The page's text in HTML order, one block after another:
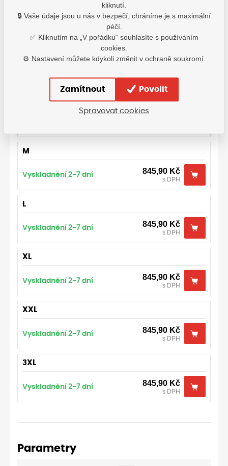
výška postavy(cm):183-190
H5625
Varianty
M
Vyskladnění 2-7 dní 845,90 Kč
s DPH
L
Vyskladnění 2-7 dní 845,90 Kč
s DPH
XL
Vyskladnění 2-7 dní 845,90 Kč
s DPH
XXL
Vyskladnění 2-7 dní 845,90 Kč
s DPH
3XL
Vyskladnění 2-7 dní 845,90 Kč
s DPH
Parametry
kliknutí.
🔒 Vaše údaje jsou u nás v bezpečí, chráníme je s maximální
péčí.
✅ Kliknutím na „V pořádku“ souhlasíte s používáním
cookies.
⚙️ Nastavení můžete kdykoli změnit v ochraně soukromí.
Zamítnout Povolit
Spravovat cookies